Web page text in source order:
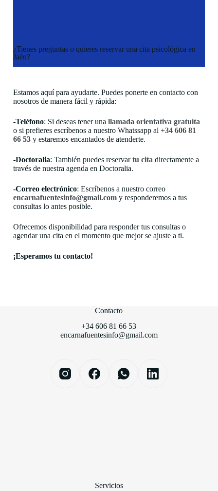
¿Tienes preguntas o quieres reservar una cita psicológica en
Jaén?
Estamos aquí para ayudarte. Puedes ponerte en contacto con
nosotros de manera fácil y rápida:
-Teléfono: Si deseas tener una llamada orientativa gratuita
o si prefieres escríbenos a nuestro Whatssapp al +34 606 81
66 53y estaremos encantados de atenderte.
-Doctoralia: También puedes reservartu cita directamente a
través de nuestra agenda en Doctoralia.
-Correo electrónico: Escríbenos a nuestro correo
encarnafuentesinfo@gmail.comy responderemos a tus
consultas lo antes posible.
Ofrecemos disponibilidad para responder tus consultas o
agendar una cita en el momento que mejor se ajuste a ti.
¡Esperamos tu contacto!
Contacto
+34 606 81 66 53
encarnafuentesinfo@gmail.com
Servicios